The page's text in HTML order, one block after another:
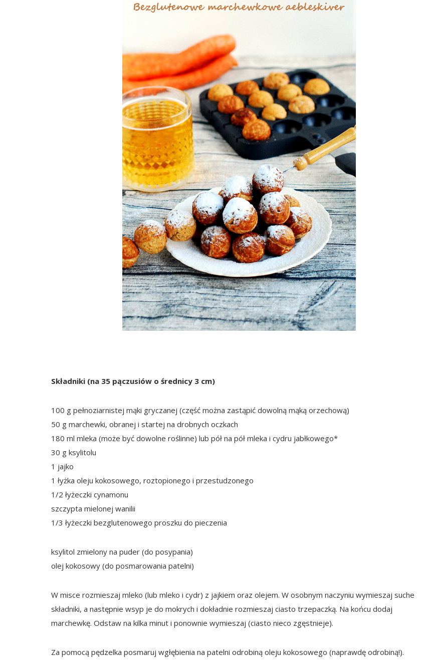
Składniki (na 35 pączusiów o średnicy 3 cm)
100 g pełnoziarnistej mąki gryczanej (część można zastąpić dowolną mąką orzechową)
50 g marchewki, obranej i startej na drobnych oczkach
180 ml mleka (może być dowolne roślinne) lub pół na pół mleka i cydru jabłkowego*
30 g ksylitolu
1 jajko
1 łyżka oleju kokosowego, roztopionego i przestudzonego
1/2 łyżeczki cynamonu
szczypta mielonej wanilii
1/3 łyżeczki bezglutenowego proszku do pieczenia
ksylitol zmielony na puder (do posypania)
olej kokosowy (do posmarowania patelni)
W misce rozmieszaj mleko (lub mleko i cydr) z jajkiem oraz olejem. W osobnym naczyniu wymieszaj suche
składniki, a następnie wsyp je do mokrych i dokładnie rozmieszaj ciasto trzepaczką. Na końcu dodaj
marchewkę. Odstaw na kilka minut i ponownie wymieszaj (ciasto nieco zgęstnieje).
Za pomocą pędzelka posmaruj wgłębienia na patelni odrobiną oleju kokosowego (naprawdę odrobiną!).